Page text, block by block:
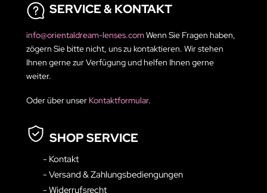
SERVICE & KONTAKT
info@orientaldream-lenses.comWenn Sie Fragen haben,
zögern Sie bitte nicht, uns zu kontaktieren. Wir stehen
Ihnen gerne zur Verfügung und helfen Ihnen gerne
weiter.
Oder über unser Kontaktformular.
SHOP SERVICE
- Kontakt
- Versand & Zahlungsbediengungen
- Widerrufsrecht